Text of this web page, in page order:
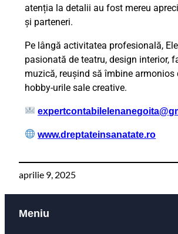
atenția la detalii au fost mereu
și parteneri.
Pe lângă activitatea profesională,
pasionată de teatru, design interior,
muzică, reușind să îmbine armonios
hobby-urile sale creative.
www.dreptateinsanatate.ro
aprilie 9, 2025
Meniu